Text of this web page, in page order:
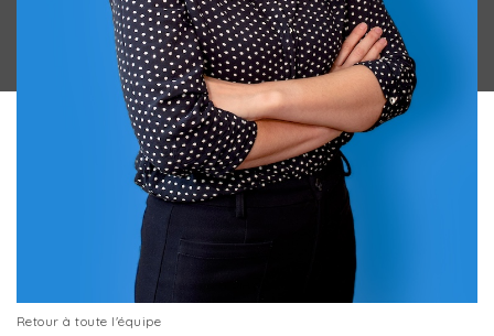
Retour à toute l'équipe